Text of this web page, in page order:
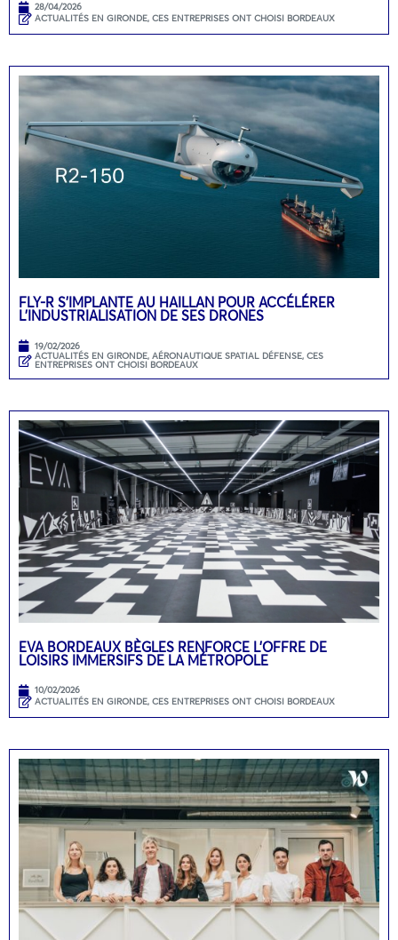
28/04/2026
ACTUALITÉS EN GIRONDE, CES ENTREPRISES ONT CHOISI BORDEAUX
FLY-R S’IMPLANTE AU HAILLAN POUR ACCÉLÉRER
L’INDUSTRIALISATION DE SES DRONES
19/02/2026
ACTUALITÉS EN GIRONDE, AÉRONAUTIQUE SPATIAL DÉFENSE, CES
ENTREPRISES ONT CHOISI BORDEAUX
EVA BORDEAUX BÈGLES RENFORCE L’OFFRE DE
LOISIRS IMMERSIFS DE LA MÉTROPOLE
10/02/2026
ACTUALITÉS EN GIRONDE, CES ENTREPRISES ONT CHOISI BORDEAUX